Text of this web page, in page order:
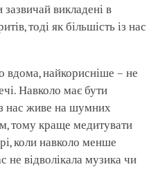
зазвичай викладені в
тоді як більшість із нас
вдома, найкорисніше – не
Навколо має бути
нас живе на шумних
тому краще медитувати
коли навколо менше
відволікала музика чи